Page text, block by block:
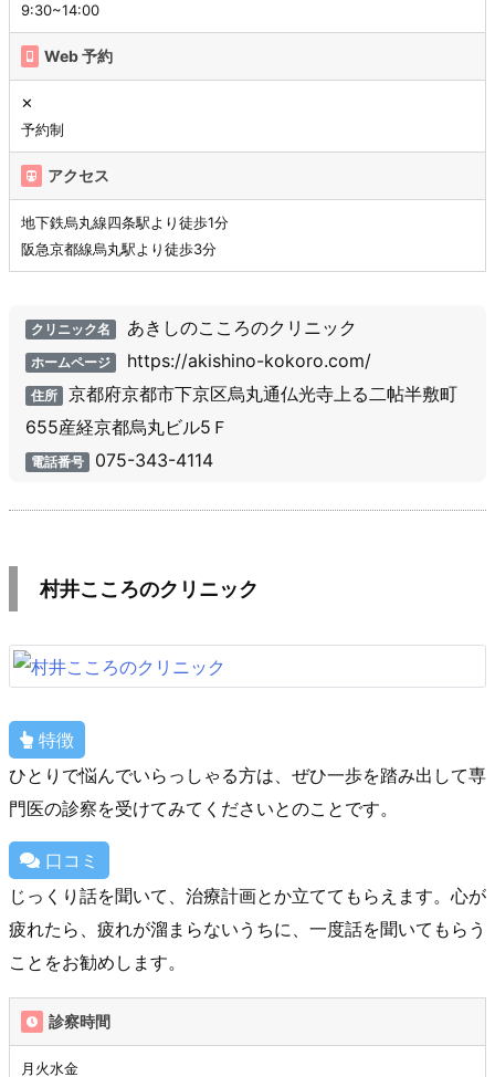
9:30~14:00
Web 予約
✕
予約制
アクセス
地下鉄烏丸線四条駅より徒歩1分
阪急京都線烏丸駅より徒歩3分
クリニック名 あきしのこころのクリニック
ホームページ https://akishino-kokoro.com/
住所 京都府京都市下京区烏丸通仏光寺上る二帖半敷町
655産経京都烏丸ビル5Ｆ
電話番号 075-343-4114
村井こころのクリニック
特徴
ひとりで悩んでいらっしゃる方は、ぜひ一歩を踏み出して専
門医の診察を受けてみてくださいとのことです。
口コミ
じっくり話を聞いて、治療計画とか立ててもらえます。心が
疲れたら、疲れが溜まらないうちに、一度話を聞いてもらう
ことをお勧めします。
診察時間
月火水金